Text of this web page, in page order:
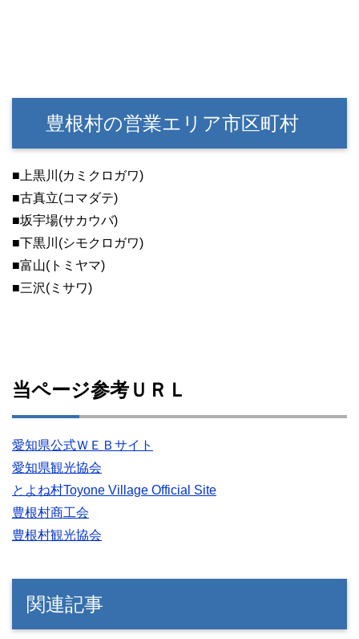
豊根村の営業エリア市区町村
■上黒川(カミクロガワ)
■古真立(コマダテ)
■坂宇場(サカウバ)
■下黒川(シモクロガワ)
■富山(トミヤマ)
■三沢(ミサワ)
当ページ参考ＵＲＬ
愛知県公式ＷＥＢサイト
愛知県観光協会
とよね村Toyone Village Official Site
豊根村商工会
豊根村観光協会
関連記事